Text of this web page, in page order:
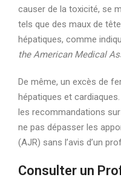
causer de la toxicité, se
tels que des maux de
hépatiques, comme
the American Medical
De même, un excès de
hépatiques et
les recommandations
ne pas dépasser les
(AJR) sans l’avis d’un
Consulter un